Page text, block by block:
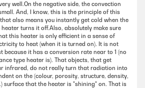
well.On the negative side, the convection
And, I know, this is the principle of this
also means you instantly get cold when the
turns it off.Also, absolutely make sure
this heater is only efficient in a sense of
to heat (when it is turned on). It is not
because it has a conversion rate near to 1 (no
type heater is). That objects, that get
infrared, do not really turn that radiation into
on the (colour, porosity, structure, density,
surface that the heater is "shining" on. That is